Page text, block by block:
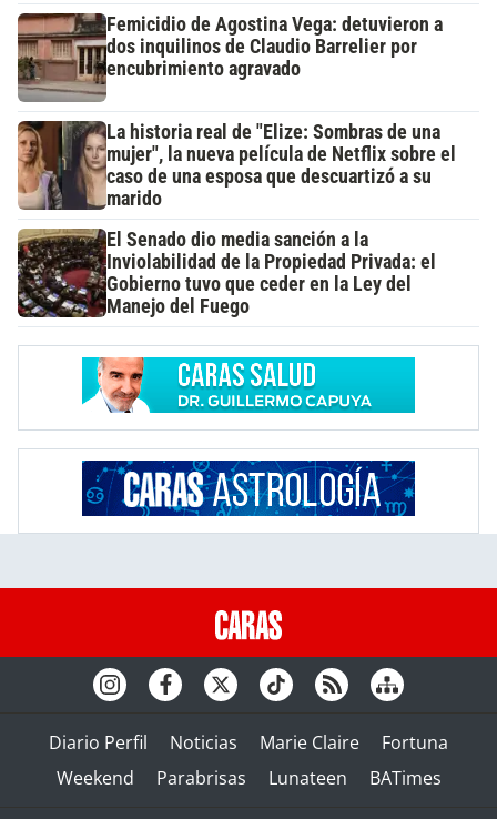
Femicidio de Agostina Vega: detuvieron a
dos inquilinos de Claudio Barrelier por
encubrimiento agravado
La historia real de "Elize: Sombras de una
mujer", la nueva película de Netflix sobre el
caso de una esposa que descuartizó a su
marido
El Senado dio media sanción a la
Inviolabilidad de la Propiedad Privada: el
Gobierno tuvo que ceder en la Ley del
Manejo del Fuego
Diario Perfil Noticias Marie Claire
Fortuna
Weekend
Parabrisas Lunateen BATimes